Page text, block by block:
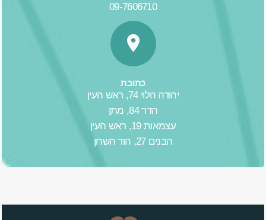
09-7606710
כתובת
יהודה הלוי 74, ראש העין
הדר 84, מתן
עצמאות 19, ראש העין
הבנים 27, הוד השרון